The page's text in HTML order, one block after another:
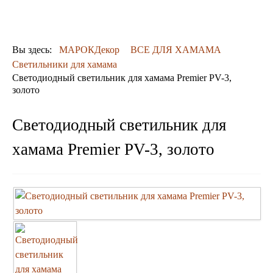
Люстры со стеклом
Бра
Марокканские Мозаичные
ПОСУДА
КОНТАКТЫ
Вы здесь: МАРОКДекор
ВСЕ ДЛЯ ХАМАМА
Светильники для хамама
Светодиодный светильник для хамама Premier PV-3,
золото
Светодиодный светильник для
хамама Premier PV-3, золото